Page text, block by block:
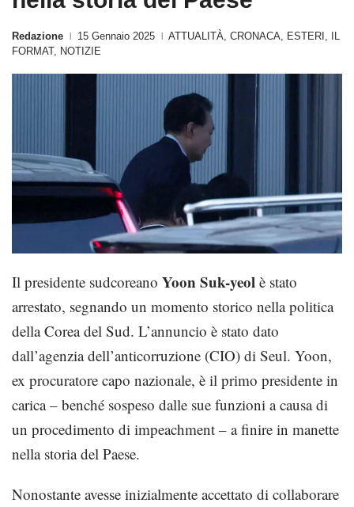
Redazione 15 Gennaio 2025 ATTUALITÀ, CRONACA, ESTERI ,
IL
FORMAT, NOTIZIE
Il presidente sudcoreano Yoon Suk-yeol è stato
arrestato, segnando un momento storico nella politica
della Corea del Sud. L’annuncio è stato dato
dall’agenzia dell’anticorruzione (CIO) di Seul. Yoon,
ex procuratore capo nazionale, è il primo presidente in
carica – benché sospeso dalle sue funzioni a causa di
un procedimento di impeachment – a finire in manette
nella storia del Paese.
Nonostante avesse inizialmente accettato di collaborare